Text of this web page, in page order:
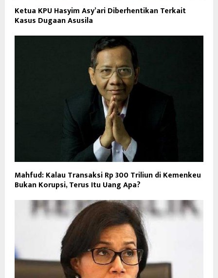
Ketua KPU Hasyim Asy’ari Diberhentikan Terkait
Kasus Dugaan Asusila
Mahfud: Kalau Transaksi Rp 300 Triliun di Kemenkeu
Bukan Korupsi, Terus Itu Uang Apa?